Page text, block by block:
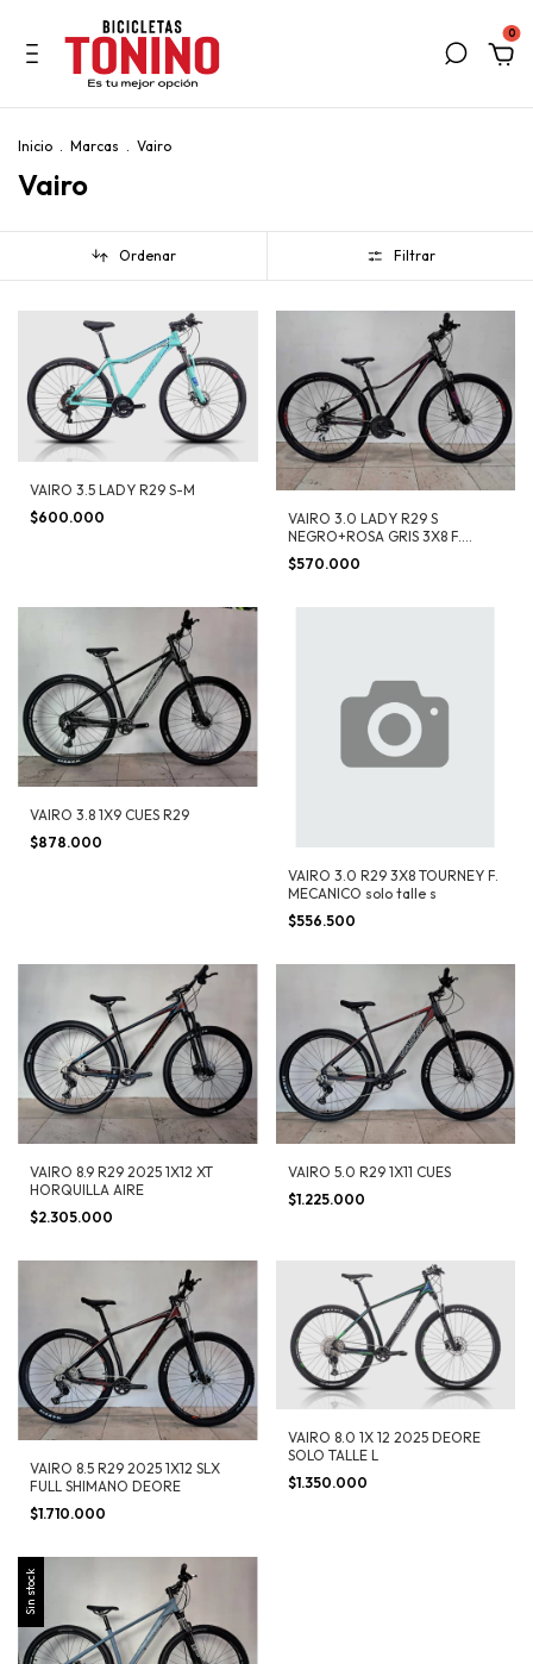
0
Inicio . Marcas . Vairo
Vairo
Ordenar Filtrar
VAIRO 3.5 LADY R29 S-M
$600.000
VAIRO 3.0 LADY R29 S
NEGRO+ROSA GRIS 3X8 F.
MECANICO
$570.000
VAIRO 3.8 1X9 CUES R29
$878.000
VAIRO 3.0 R29 3X8 TOURNEY F.
MECANICO solo talle s
$556.500
VAIRO 8.9 R29 2025 1X12 XT
HORQUILLA AIRE
$2.305.000
VAIRO 5.0 R29 1X11 CUES
$1.225.000
VAIRO 8.5 R29 2025 1X12 SLX
FULL SHIMANO DEORE
$1.710.000
VAIRO 8.0 1X 12 2025 DEORE
SOLO TALLE L
$1.350.000
Sin stock